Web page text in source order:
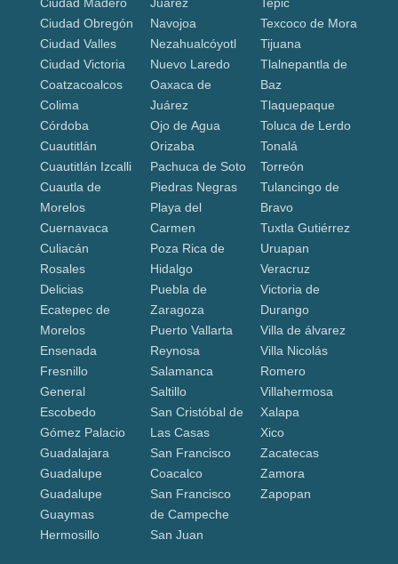
Ciudad Obregón
Ciudad Valles
Ciudad Victoria
Coatzacoalcos
Colima
Córdoba
Cuautitlán
Cuautitlán Izcalli
Cuautla de
Morelos
Cuernavaca
Culiacán
Rosales
Delicias
Ecatepec de
Morelos
Ensenada
Fresnillo
General
Escobedo
Gómez Palacio
Guadalajara
Guadalupe
Guadalupe
Guaymas
Hermosillo
Navojoa
Nezahualcóyotl
Nuevo Laredo
Oaxaca de
Juárez
Ojo de Agua
Orizaba
Pachuca de Soto
Piedras Negras
Playa del
Carmen
Poza Rica de
Hidalgo
Puebla de
Zaragoza
Puerto Vallarta
Reynosa
Salamanca
Saltillo
San Cristóbal de
Las Casas
San Francisco
Coacalco
San Francisco
de Campeche
San Juan
Texcoco de Mora
Tijuana
Tlalnepantla de
Baz
Tlaquepaque
Toluca de Lerdo
Tonalá
Torreón
Tulancingo de
Bravo
Tuxtla Gutiérrez
Uruapan
Veracruz
Victoria de
Durango
Villa de álvarez
Villa Nicolás
Romero
Villahermosa
Xalapa
Xico
Zacatecas
Zamora
Zapopan